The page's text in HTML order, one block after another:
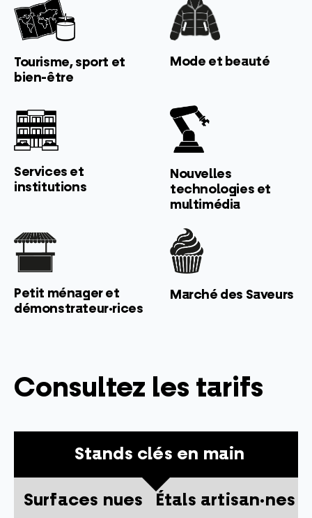
Tourisme, sport et
bien-être
Mode et beauté
Services et
institutions
Nouvelles
technologies et
multimédia
Petit ménager et
démonstrateur·rices
Marché des Saveurs
Consultez les tarifs
Stands clés en main
Surfaces nues Étals artisan·nes